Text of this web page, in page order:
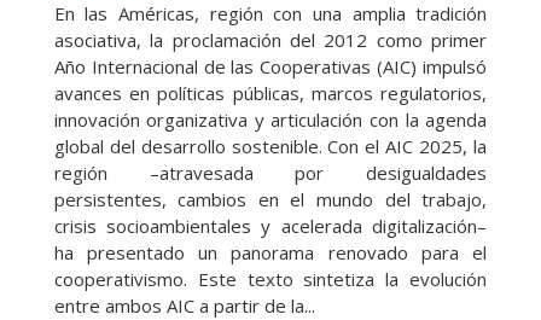
En las Américas, región con una amplia tradición
asociativa, la proclamación del 2012 como primer
Año Internacional de las Cooperativas (AIC) impulsó
avances en políticas públicas, marcos regulatorios,
innovación organizativa y articulación con la agenda
global del desarrollo sostenible. Con el AIC 2025, la
región –atravesada por desigualdades
persistentes, cambios en el mundo del trabajo,
crisis socioambientales y acelerada digitalización–
ha presentado un panorama renovado para el
cooperativismo. Este texto sintetiza la evolución
entre ambos AIC a partir de la...